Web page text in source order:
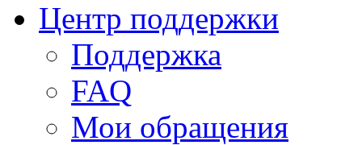
Центр поддержки
Поддержка
FAQ
Мои обращения